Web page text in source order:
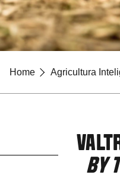
Home Agricultura
BY